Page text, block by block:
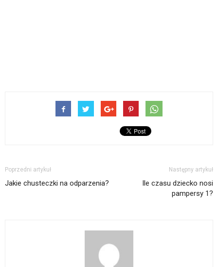
Poprzedni artykuł
Jakie chusteczki na odparzenia?
Następny artykuł
Ile czasu dziecko nosi
pampersy 1?